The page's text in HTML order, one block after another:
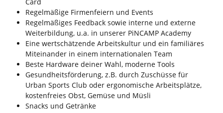
Regelmäßige Firmenfeiern und Events
Regelmäßiges Feedback sowie interne und externe
Weiterbildung, u.a. in unserer PiNCAMP Academy
Eine wertschätzende Arbeitskultur und ein familiäres
Miteinander in einem internationalen Team
Beste Hardware deiner Wahl, moderne Tools
Gesundheitsförderung, z.B. durch Zuschüsse für
Urban Sports Club oder ergonomische Arbeitsplätze,
kostenfreies Obst, Gemüse und Müsli
Snacks und Getränke